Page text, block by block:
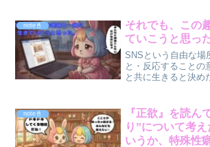
note📓
それでも、この
ていこうと思っ
SNSという自由な場
と・反応することの
と共に生きると決め
note📓
『正欲』を読ん
り”について考
いうか、特殊性